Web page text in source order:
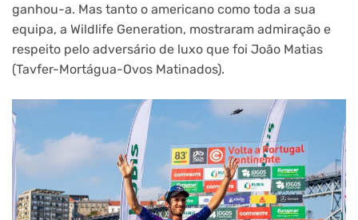
ganhou-a. Mas tanto o americano como toda a sua
equipa, a Wildlife Generation, mostraram admiração e
respeito pelo adversário de luxo que foi João Matias
(Tavfer-Mortágua-Ovos Matinados).